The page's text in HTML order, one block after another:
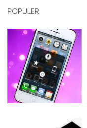
POPULER